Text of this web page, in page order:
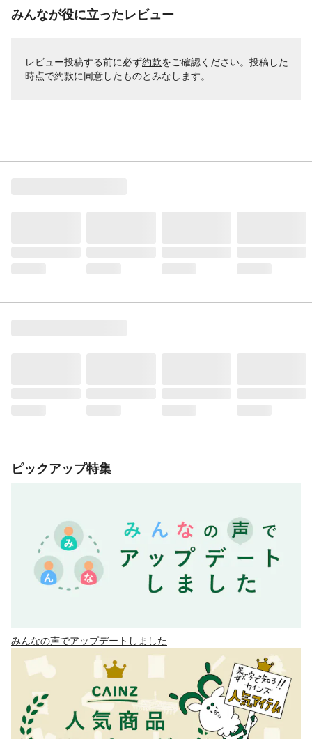
みんなが役に立ったレビュー
レビュー投稿する前に必ず約款をご確認ください。投稿した
時点で約款に同意したものとみなします。
ピックアップ特集
みんなの声でアップデートしました